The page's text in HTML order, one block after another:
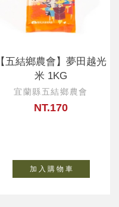
【五結鄉農會】夢田越光
米 1KG
宜蘭縣五結鄉農會
NT.170
加 入 購 物 車